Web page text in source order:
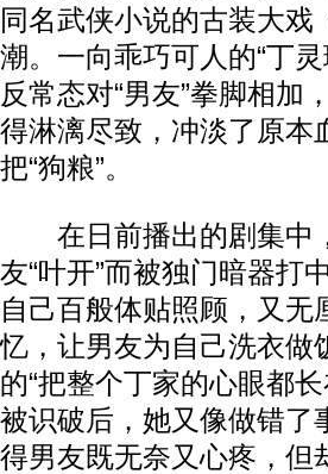
同名武侠小说的古装大
潮。一向乖巧可人的“丁
反常态对“男友”拳脚相加
得淋漓尽致，冲淡了原本
把“狗粮”。
在日前播出的剧集中，
友“叶开”而被独门暗器打
自己百般体贴照顾，又
忆，让男友为自己洗衣做
的“把整个丁家的心眼都
被识破后，她又像做错了
得男友既无奈又心疼，但
动物系恋人啊 | 钟欣潼